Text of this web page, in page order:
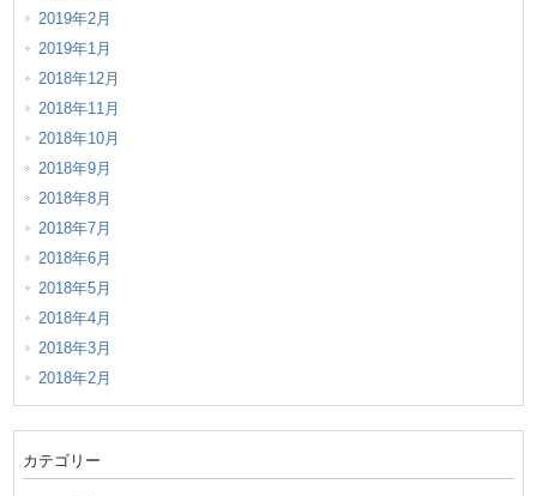
2019年2月
2019年1月
2018年12月
2018年11月
2018年10月
2018年9月
2018年8月
2018年7月
2018年6月
2018年5月
2018年4月
2018年3月
2018年2月
カテゴリー